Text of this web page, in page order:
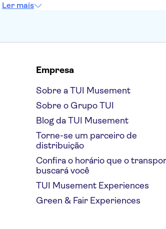
Ler mais
Empresa
Sobre a TUI Musement
Sobre o Grupo TUI
Blog da TUI Musement
Torne-se um parceiro de
distribuição
Confira o horário que o
buscará você
TUI Musement Experiences
Green & Fair Experiences